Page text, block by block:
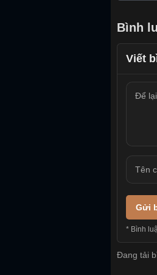
Bình
Viết
Gửi
* Bình
Đang tải